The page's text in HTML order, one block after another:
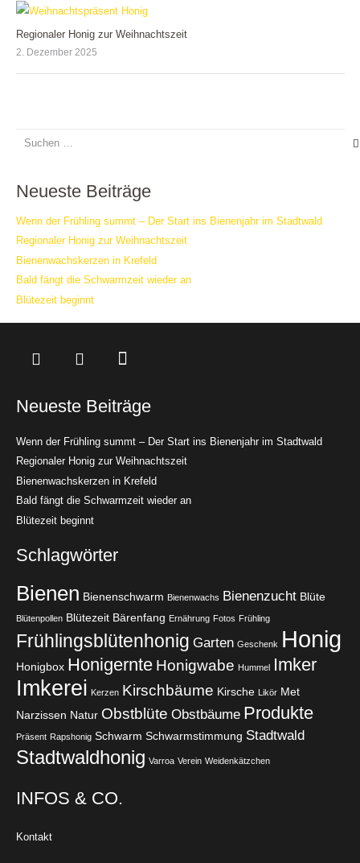
Regionaler Honig zur Weihnachtszeit
2. Dezember 2025
Suchen
Neueste Beiträge
Wenn der Frühling summt – Der Start ins Bienenjahr im Stadtwald
Regionaler Honig zur Weihnachtszeit
Bienenwachskerzen in Krefeld
Bald fängt die Schwarmzeit wieder an
Blütezeit beginnt
Neueste Beiträge
Wenn der Frühling summt – Der Start ins Bienenjahr im Stadtwald
Regionaler Honig zur Weihnachtszeit
Bienenwachskerzen in Krefeld
Bald fängt die Schwarmzeit wieder an
Blütezeit beginnt
Schlagwörter
Bienen Bienenschwarm Bienenwachs Bienenzucht Blüte
Blütenpollen Blütezeit Bärenfang Ernährung Fotos Frühling
Frühlingsblütenhonig Garten Geschenk Honig
Honigbox Honigernte Honigwabe Hummel Imker
Imkerei Kerzen Kirschbäume Kirsche Likör Met
Narzissen Natur Obstblüte Obstbäume Produkte
Präsent Rapshonig Schwarm Schwarmstimmung Stadtwald
Stadtwaldhonig Varroa Verein Weidenkätzchen
INFOS & CO.
Kontakt